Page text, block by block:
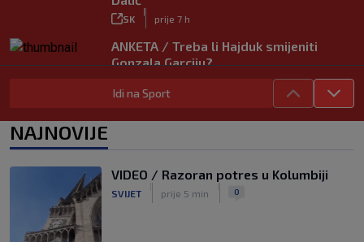
SK prije 7 h
ANKETA / Treba li Hajduk smijeniti
Gonzala Garciju?
Novi igrač Rijeke: Imam prijatelja iz
Dinama, nahvalio mi je vašu ligu
Mišković otkrio što će biti s prodajom
Fruka, obznanio da dolazi i novo
pojačanje
Idi na Sport
NAJNOVIJE
VIDEO / Razoran potres u Kolumbiji
SVIJET prije 5 min 0